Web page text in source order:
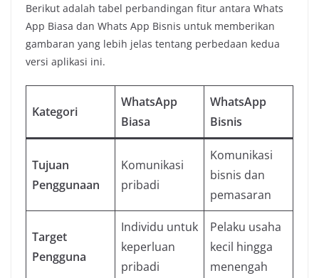
Berikut adalah tabel perbandingan fitur antara Whats
App Biasa dan Whats App Bisnis untuk memberikan
gambaran yang lebih jelas tentang perbedaan kedua
versi aplikasi ini.
Kategori
WhatsApp
Biasa
WhatsApp
Bisnis
Tujuan
Penggunaan
Komunikasi
pribadi
Komunikasi
bisnis dan
pemasaran
Target
Pengguna
Individu untuk
keperluan
pribadi
Pelaku usaha
kecil hingga
menengah